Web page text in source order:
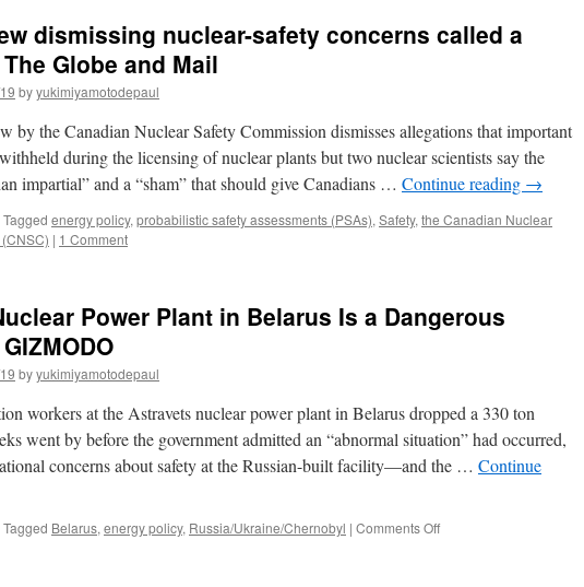
ー
撮
Or
storage
dump
radioactive
waste?
Bulletin
the
dismissing nuclear-safety concerns called a
The Globe and Mail
byyukimiyamotodepaul
by the Canadian Nuclear Safety Commission dismisses allegations that important
during the licensing of nuclear plants but two nuclear scientists say the
impartial” and a “sham” that should give Canadians … Continue reading →
Tagged energy policy, probabilistic safety assessments (PSAs), Safety, the Canadian Nuclear
| 1 Comment
Power Plant in Belarus Is a Dangerous
byyukimiyamotodepaul
workers at the Astravets nuclear power plant in Belarus dropped a 330 ton
went by before the government admitted an “abnormal situation” had occurred,
concerns about safety at the Russian-built facility—and the … Continue
Tagged Belarus, energy policy, Russia/Ukraine/Chernobyl | Comments Offon